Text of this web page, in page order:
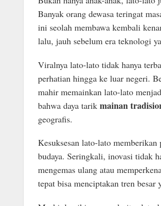
Banyak orang dewasa teringat
ini seolah membawa kembali
lalu, jauh sebelum era teknologi
Viralnya lato-lato tidak hanya
perhatian hingga ke luar negeri.
mahir memainkan lato-lato
bahwa daya tarik mainan
geografis.
Kesuksesan lato-lato
budaya. Seringkali, inovasi tidak
mengemas ulang atau
tepat bisa menciptakan tren